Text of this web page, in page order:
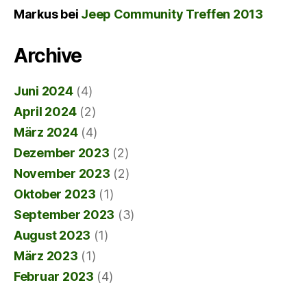
Markusbei Jeep Community Treffen 2013
Archive
Juni 2024(4)
April 2024(2)
März 2024(4)
Dezember 2023 (2)
November 2023 (2)
Oktober 2023 (1)
September 2023 (3)
August 2023 (1)
März 2023 (1)
Februar 2023 (4)